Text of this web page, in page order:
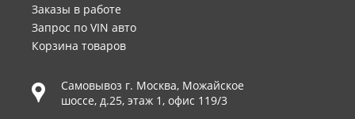
Заказы в работе
Запрос по VIN авто
Корзина товаров
Самовывоз г. Москва, Можайское
шоссе, д.25, этаж 1, офис 119/3